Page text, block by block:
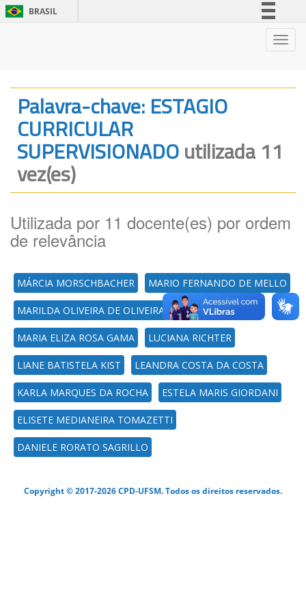
BRASIL
Legislação
Palavra-chave: ESTAGIO
CURRICULAR
SUPERVISIONADOutilizada 11
vez(es)
Utilizada por 11 docente(es) por ordem
de relevância
MÁRCIA MORSCHBACHER MARIO FERNANDO DE MELLO
MARILDA OLIVEIRA DE OLIVEIRA
MARIA ELIZA ROSA GAMA LUCIANA RICHTER
LIANE BATISTELA KIST LEANDRA COSTA DA COSTA
KARLA MARQUES DA ROCHA ESTELA MARIS GIORDANI
ELISETE MEDIANEIRA TOMAZETTI
DANIELE RORATO SAGRILLO
Copyright © 2017-2026 CPD-UFSM. Todos os direitos reservados.